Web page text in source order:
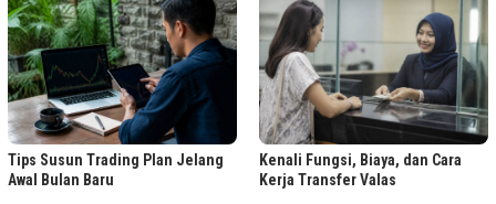
Tips Susun Trading Plan Jelang
Awal Bulan Baru
Kenali Fungsi, Biaya, dan Cara
Kerja Transfer Valas